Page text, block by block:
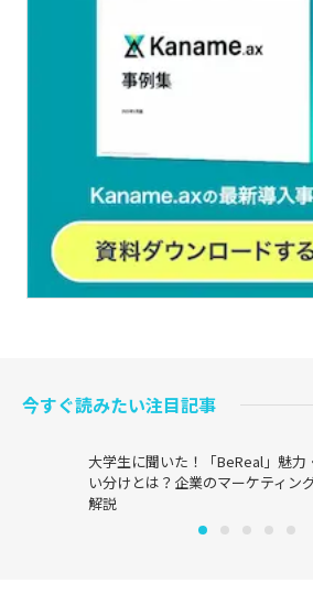
今すぐ読みたい注目記事
大学生に聞いた！「BeReal」魅力
い分けとは？企業のマーケティン
解説